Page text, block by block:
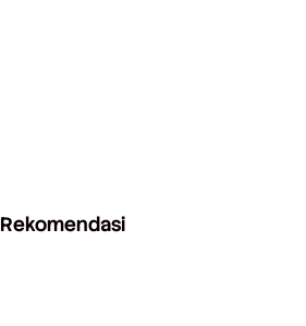
Rekomendasi